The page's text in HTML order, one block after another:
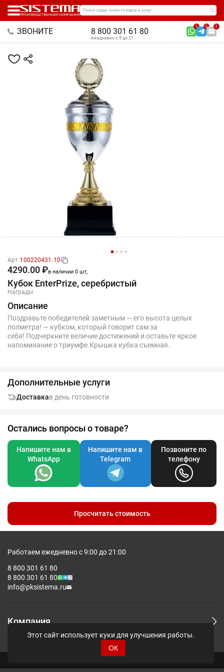
Поиск среди тысяч товаров и услуг
ЗВОНИТЕ 8 800 301 61 80
1 2 3
ежедневно с 9 до 21
Арт.100220431.10
4290.00 ₽в наличии 0 шт,
Кубок EnterPrize, серебристый
Награды
Описание
Поздравьте победителей заметным — его высота целых
полметра! — кубком, который говорит сам за
себя! Подчеркните величие достижений и оставьте яркое
напоминание о триумфе.Крышка кубка съемная.
Дополнительные услуги
Доставкав день готовности
Остались вопросы о товаре?
Напишите нам в
WhatsApp
Напишите нам в
Telegram
Позвоните по
телефону
Просчитать стоимость
Работаем ежедневно с 9:00 до 21:00
8 800 301 61 80
8 800 301 61 80
info@pksistema.ru
Компания
Этот сайт использует куки для улучшения работы.
ОК